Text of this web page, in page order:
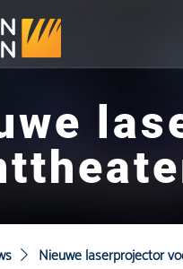
Nieuwe laserprojector